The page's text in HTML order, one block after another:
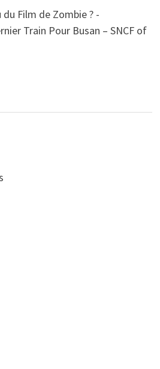
du Film de Zombie ? -
Train Pour Busan – SNCF of